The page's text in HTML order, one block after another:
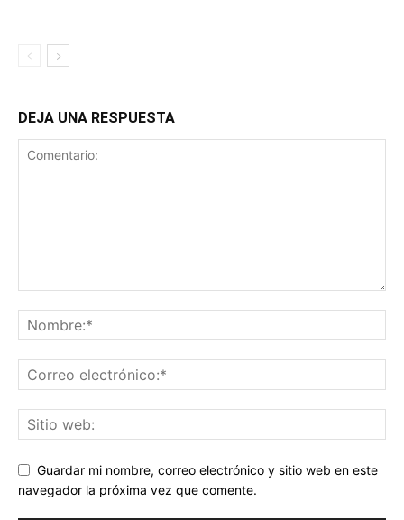
DEJA UNA RESPUESTA
Guardar mi nombre, correo electrónico y sitio web en este
navegador la próxima vez que comente.